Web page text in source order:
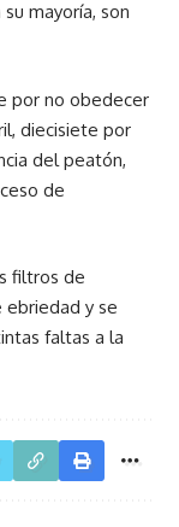
mayoría, son
por no obedecer
diecisiete por
del peatón,
de
filtros de
y se
faltas a la